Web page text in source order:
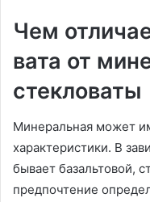
Чем
вата от
стекловаты
Минеральная может
характеристики. В
бывает базальтовой,
предпочтение